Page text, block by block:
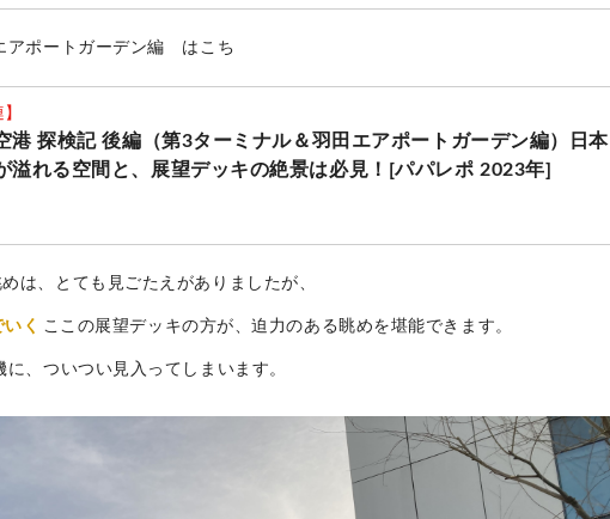
アポートガーデン編 はこち
港 探検記 後編（第3ターミナル＆羽田エアポートガーデン編）日本
溢れる空間と、展望デッキの絶景は必見！[パパレポ 2023年]
は、とても見ごたえがありましたが、
く ここの展望デッキの方が、迫力のある眺めを堪能できます。
、ついつい見入ってしまいます。